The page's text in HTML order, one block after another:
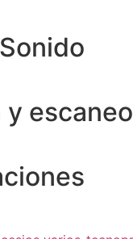
y escaneo